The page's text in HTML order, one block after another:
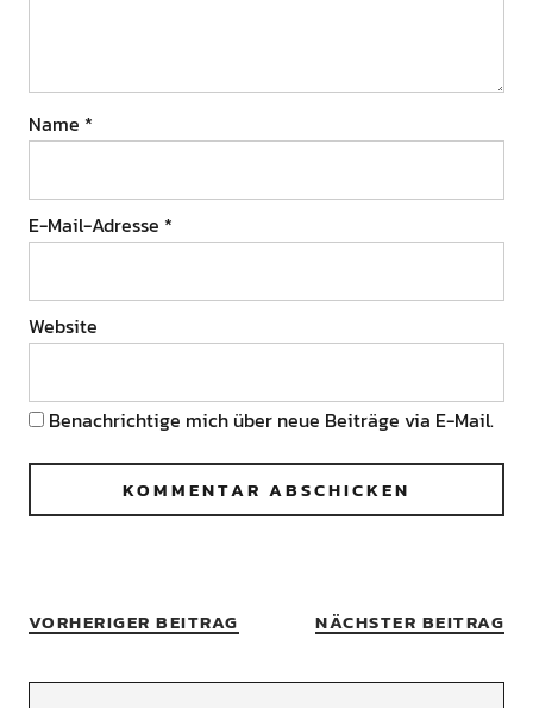
Name *
E-Mail-Adresse *
Website
Benachrichtige mich über neue Beiträge via E-Mail.
VORHERIGER BEITRAG NÄCHSTER BEITRAG